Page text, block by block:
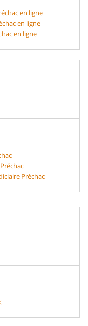
en ligne
en ligne
en ligne
Préchac